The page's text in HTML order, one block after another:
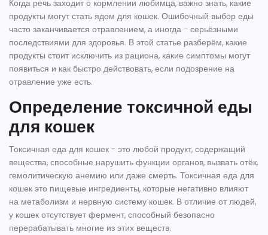
Когда речь заходит о кормлении любимца, важно знать, какие
продукты могут стать ядом для кошек. Ошибочный выбор еды
часто заканчивается отравлением, а иногда - серьёзными
последствиями для здоровья. В этой статье разберём, какие
продукты стоит исключить из рациона, какие симптомы могут
появиться и как быстро действовать, если подозрение на
отравление уже есть.
Определение токсичной еды
для кошек
Токсичная еда для кошек - это любой продукт, содержащий
вещества, способные нарушить функции органов, вызвать отёк,
гемолитическую анемию или даже смерть. Токсичная еда для
кошек это пищевые ингредиенты, которые негативно влияют
на метаболизм и нервную систему кошек. В отличие от людей,
у кошек отсутствует фермент, способный безопасно
перерабатывать многие из этих веществ.